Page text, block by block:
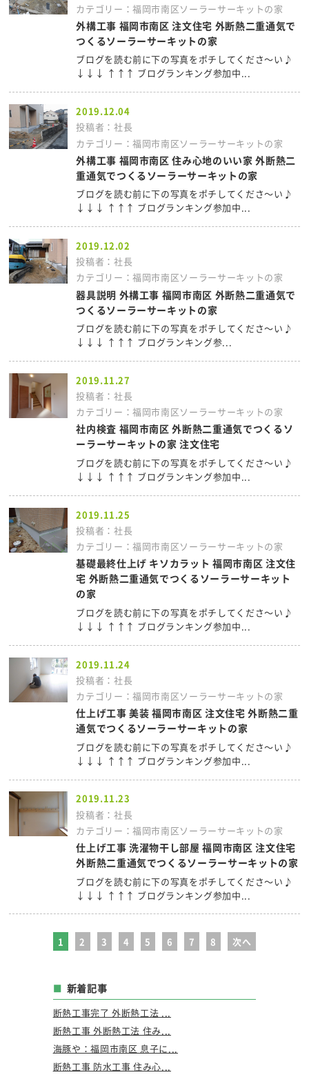
カテゴリー：福岡市南区ソーラーサーキットの家
外構工事 福岡市南区 注文住宅 外断熱二重通気で
つくるソーラーサーキットの家
ブログを読む前に下の写真をポチしてくださ～い♪
↓↓↓ ↑↑↑ ブログランキング参加中...
2019.12.04
投稿者：社長
カテゴリー：福岡市南区ソーラーサーキットの家
外構工事 福岡市南区 住み心地のいい家 外断熱二
重通気でつくるソーラーサーキットの家
ブログを読む前に下の写真をポチしてくださ～い♪
↓↓↓ ↑↑↑ ブログランキング参加中...
2019.12.02
投稿者：社長
カテゴリー：福岡市南区ソーラーサーキットの家
器具説明 外構工事 福岡市南区 外断熱二重通気で
つくるソーラーサーキットの家
ブログを読む前に下の写真をポチしてくださ～い♪
↓↓↓ ↑↑↑ ブログランキング参...
2019.11.27
投稿者：社長
カテゴリー：福岡市南区ソーラーサーキットの家
社内検査 福岡市南区 外断熱二重通気でつくるソ
ーラーサーキットの家 注文住宅
ブログを読む前に下の写真をポチしてくださ～い♪
↓↓↓ ↑↑↑ ブログランキング参加中...
2019.11.25
投稿者：社長
カテゴリー：福岡市南区ソーラーサーキットの家
基礎最終仕上げ キソカラット 福岡市南区 注文住
宅 外断熱二重通気でつくるソーラーサーキット
の家
ブログを読む前に下の写真をポチしてくださ～い♪
↓↓↓ ↑↑↑ ブログランキング参加中...
2019.11.24
投稿者：社長
カテゴリー：福岡市南区ソーラーサーキットの家
仕上げ工事 美装 福岡市南区 注文住宅 外断熱二重
通気でつくるソーラーサーキットの家
ブログを読む前に下の写真をポチしてくださ～い♪
↓↓↓ ↑↑↑ ブログランキング参加中...
2019.11.23
投稿者：社長
カテゴリー：福岡市南区ソーラーサーキットの家
仕上げ工事 洗濯物干し部屋 福岡市南区 注文住宅
外断熱二重通気でつくるソーラーサーキットの家
ブログを読む前に下の写真をポチしてくださ～い♪
↓↓↓ ↑↑↑ ブログランキング参加中...
1 2 3 4 5 6 7 8 次へ
新着記事
断熱工事完了 外断熱工法 ...
断熱工事 外断熱工法 住み...
海豚や：福岡市南区 息子に...
断熱工事 防水工事 住み心...